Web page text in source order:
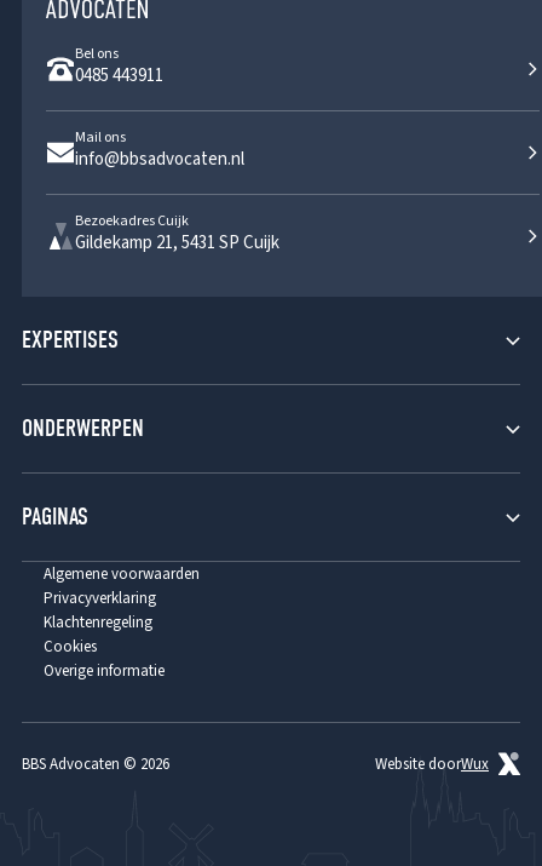
Bel ons
0485 443911
Mail ons
info@bbsadvocaten.nl
Bezoekadres Cuijk
Gildekamp 21, 5431 SP Cuijk
EXPERTISES
Aansprakelijkheidsrecht
Contractenrecht
ONDERWERPEN
Brand
Opzet en eigen schuld
Clausules
Beredding
PAGINAS
Home
Tarieven
Over ons
Algemene voorwaarden
Privacyverklaring
Klachtenregeling
Cookies
Overige informatie
BBS Advocaten © 2026 Website doorWux